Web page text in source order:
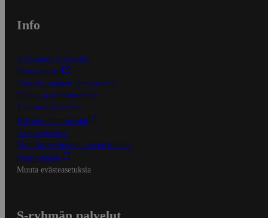
Info
S-Business yrityksille
Oiva-raportit
Osuuskauppojen yhteystiedot
Tilaus- ja toimitusehdot
Tietosuojakäytäntö
Palvelun käyttöehdot
Saavutettavuus
Mobiilisovelluksen saavutettavuus
Mainostajalle
Muuta evästeasetuksia